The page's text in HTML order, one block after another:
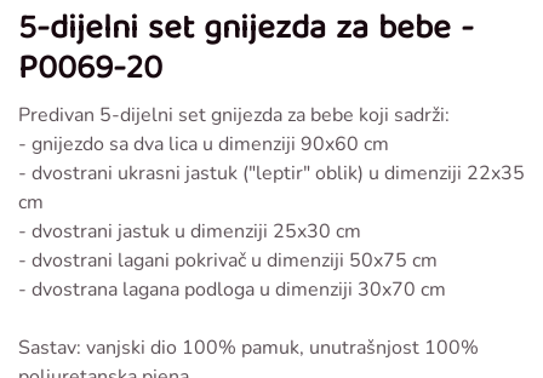
5-dijelni set gnijezda za bebe -
P0069-20
Predivan 5-dijelni set gnijezda za bebe koji sadrži:
- gnijezdo sa dva lica u dimenziji 90x60 cm
- dvostrani ukrasni jastuk ("leptir" oblik) u dimenziji 22x35
cm
- dvostrani jastuk u dimenziji 25x30 cm
- dvostrani lagani pokrivač u dimenziji 50x75 cm
- dvostrana lagana podloga u dimenziji 30x70 cm
Sastav: vanjski dio 100% pamuk, unutrašnjost 100%